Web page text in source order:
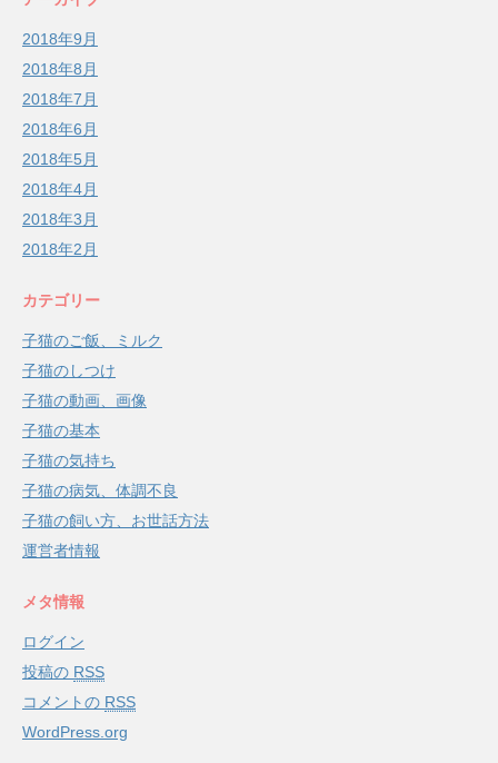
2018年9月
2018年8月
2018年7月
2018年6月
2018年5月
2018年4月
2018年3月
2018年2月
カテゴリー
子猫のご飯、ミルク
子猫のしつけ
子猫の動画、画像
子猫の基本
子猫の気持ち
子猫の病気、体調不良
子猫の飼い方、お世話方法
運営者情報
メタ情報
ログイン
投稿の RSS
コメントの RSS
WordPress.org